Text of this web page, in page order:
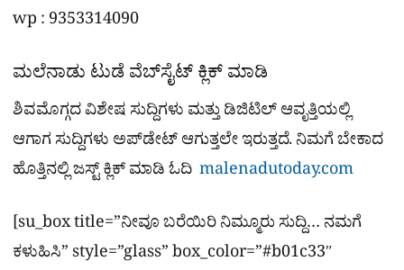
wp : 9353314090
ಮಲೆನಾಡು ಟುಡೆ ವೆಬ್​ಸೈಟ್​ ಕ್ಲಿಕ್ ಮಾಡಿ
ಶಿವಮೊಗ್ಗದ ವಿಶೇಷ ಸುದ್ದಿಗಳು ಮತ್ತು ಡಿಜಿಟಿಲ್​ ಆವೃತ್ತಿಯಲ್ಲಿ
ಆಗಾಗ ಸುದ್ದಿಗಳು ಅಪ್​ಡೇಟ್ ಆಗುತ್ತಲೇ ಇರುತ್ತದೆ. ನಿಮಗೆ ಬೇಕಾದ
ಹೊತ್ತಿನಲ್ಲಿ ಜಸ್ಟ್ ಕ್ಲಿಕ್ ಮಾಡಿ ಓದಿ malenadutoday.com
[su_box title=”ನೀವೂ ಬರೆಯಿರಿ ನಿಮ್ಮೂರು ಸುದ್ದಿ… ನಮಗೆ
ಕಳುಹಿಸಿ” style=”glass” box_color=”#b01c33″